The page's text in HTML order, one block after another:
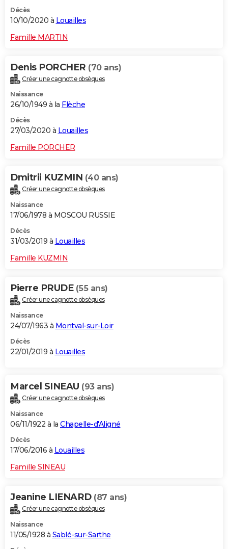
Décès
10/10/2020 à Louailles
Famille MARTIN
Denis PORCHER (70 ans)
Créer une cagnotte obsèques
Naissance
26/10/1949 à la Flèche
Décès
27/03/2020 à Louailles
Famille PORCHER
Dmitrii KUZMIN (40 ans)
Créer une cagnotte obsèques
Naissance
17/06/1978 à MOSCOU RUSSIE
Décès
31/03/2019 à Louailles
Famille KUZMIN
Pierre PRUDE (55 ans)
Créer une cagnotte obsèques
Naissance
24/07/1963 à Montval-sur-Loir
Décès
22/01/2019 à Louailles
Marcel SINEAU (93 ans)
Créer une cagnotte obsèques
Naissance
06/11/1922 à la Chapelle-d'Aligné
Décès
17/06/2016 à Louailles
Famille SINEAU
Jeanine LIENARD (87 ans)
Créer une cagnotte obsèques
Naissance
11/05/1928 à Sablé-sur-Sarthe